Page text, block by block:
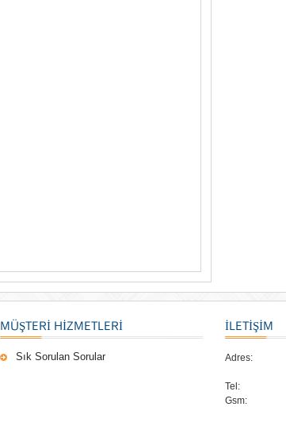
MÜŞTERI HIZMETLERI
Sık Sorulan Sorular
İLETİŞİM
Adres:
Tel:
Gsm: